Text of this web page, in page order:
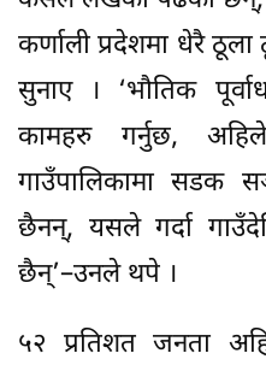
कर्णाली प्रदेशमा धेरै
सुनाए । ‘भौतिक
कामहरु गर्नुछ,
गाउँपालिकामा सडक
छैनन्, यसले गर्दा
छैन्’–उनले थपे ।
५२ प्रतिशत जनता